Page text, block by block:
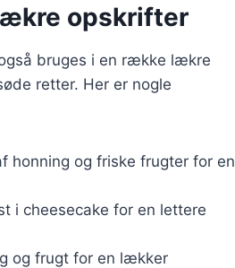
opskrifter
bruges i en række lækre
retter. Her er nogle
honning og friske frugter for en
i cheesecake for en lettere
og frugt for en lækker